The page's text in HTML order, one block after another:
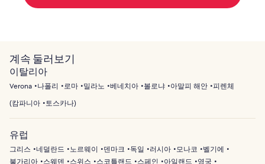
계속 둘러보기
이탈리아
Verona 나폴리 로마 밀라노 베네치아 볼로냐 아말피 해안 피렌체
(캄파니아 토스카나)
유럽
그리스 네덜란드 노르웨이 덴마크 독일 러시아 모나코
벨기에
불가리아
스웨덴 스위스 스코틀랜드 스페인 아일랜드
영국